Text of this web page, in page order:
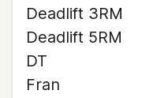
Deadlift 3RM
Deadlift 5RM
DT
Fran